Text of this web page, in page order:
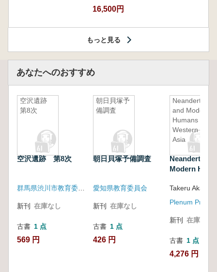
16,500円
もっと見る
あなたへのおすすめ
空沢遺跡
第8次
空沢遺跡 第8次
新刊 在庫なし
古書 1 点
569 円
朝日貝塚予
備調査
朝日貝塚予備調査
愛知県教育委員会
新刊 在庫なし
古書 1 点
426 円
Neandertals
and Modern
Humans in
Western
Asia
Neandertals
Modern
Plenum Press
新刊 在庫なし
古書 1 点
4,276 円